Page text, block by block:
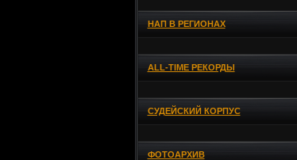
НАП В РЕГИОНАХ
ALL-TIME РЕКОРДЫ
СУДЕЙСКИЙ КОРПУС
ФОТОАРХИВ